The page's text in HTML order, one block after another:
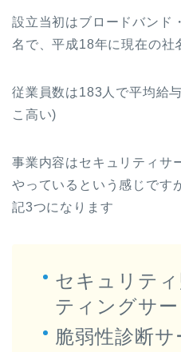
設立当初はブロードバンド
名で、平成18年に現在の社
従業員数は183人で平均給
こ高い)
事業内容はセキュリティサ
やっているという感じです
記3つになります
セキュリテ
ティングサー
脆弱性診断サ